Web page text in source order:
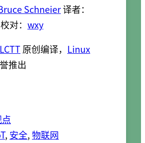
Schneier译者：
校对： wxy
LCTT原创编译， Linux
推出
, 安全, 物联网